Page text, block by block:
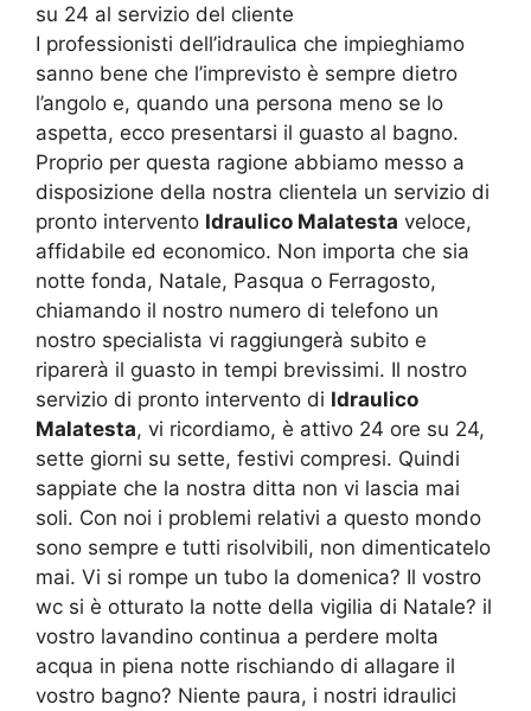
su 24 al servizio del cliente
I professionisti dell’idraulica che impieghiamo
sanno bene che l’imprevisto è sempre dietro
l’angolo e, quando una persona meno se lo
aspetta, ecco presentarsi il guasto al bagno.
Proprio per questa ragione abbiamo messo a
disposizione della nostra clientela un servizio di
pronto intervento Idraulico Malatesta veloce,
affidabile ed economico. Non importa che sia
notte fonda, Natale, Pasqua o Ferragosto,
chiamando il nostro numero di telefono un
nostro specialista vi raggiungerà subito e
riparerà il guasto in tempi brevissimi. Il nostro
servizio di pronto intervento di Idraulico
Malatesta, vi ricordiamo, è attivo 24 ore su 24,
sette giorni su sette, festivi compresi. Quindi
sappiate che la nostra ditta non vi lascia mai
soli. Con noi i problemi relativi a questo mondo
sono sempre e tutti risolvibili, non dimenticatelo
mai. Vi si rompe un tubo la domenica? Il vostro
wc si è otturato la notte della vigilia di Natale? il
vostro lavandino continua a perdere molta
acqua in piena notte rischiando di allagare il
vostro bagno? Niente paura, i nostri idraulici